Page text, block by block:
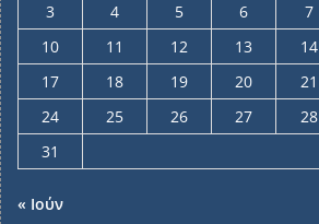
3
4 5 6 7
10
11 12 13 14
17
18 19 20 21
24
25 26 27 28
31
« Ιούν